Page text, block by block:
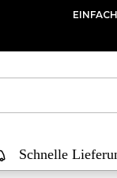
Schnelle